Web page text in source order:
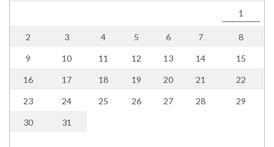
1
2 3 4 5 6 7 8
9 10 11 12 13 14 15
16 17 18 19 20 21 22
23 24 25 26 27 28 29
30 31